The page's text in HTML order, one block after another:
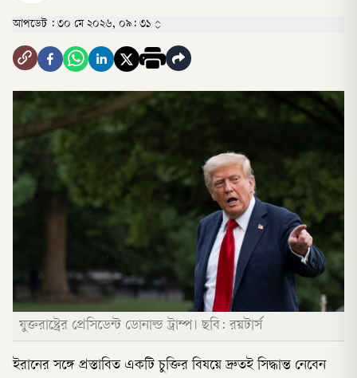
আপডেট : ৩০ মে ২০২৬, ০৯: ৩১
যুক্তরাষ্ট্রের প্রেসিডেন্ট ডোনাল্ড ট্রাম্প। ছবি: রয়টার্স
ইরানের সঙ্গে প্রস্তাবিত একটি চুক্তির বিষয়ে দ্রুতই সিদ্ধান্ত নেবেন